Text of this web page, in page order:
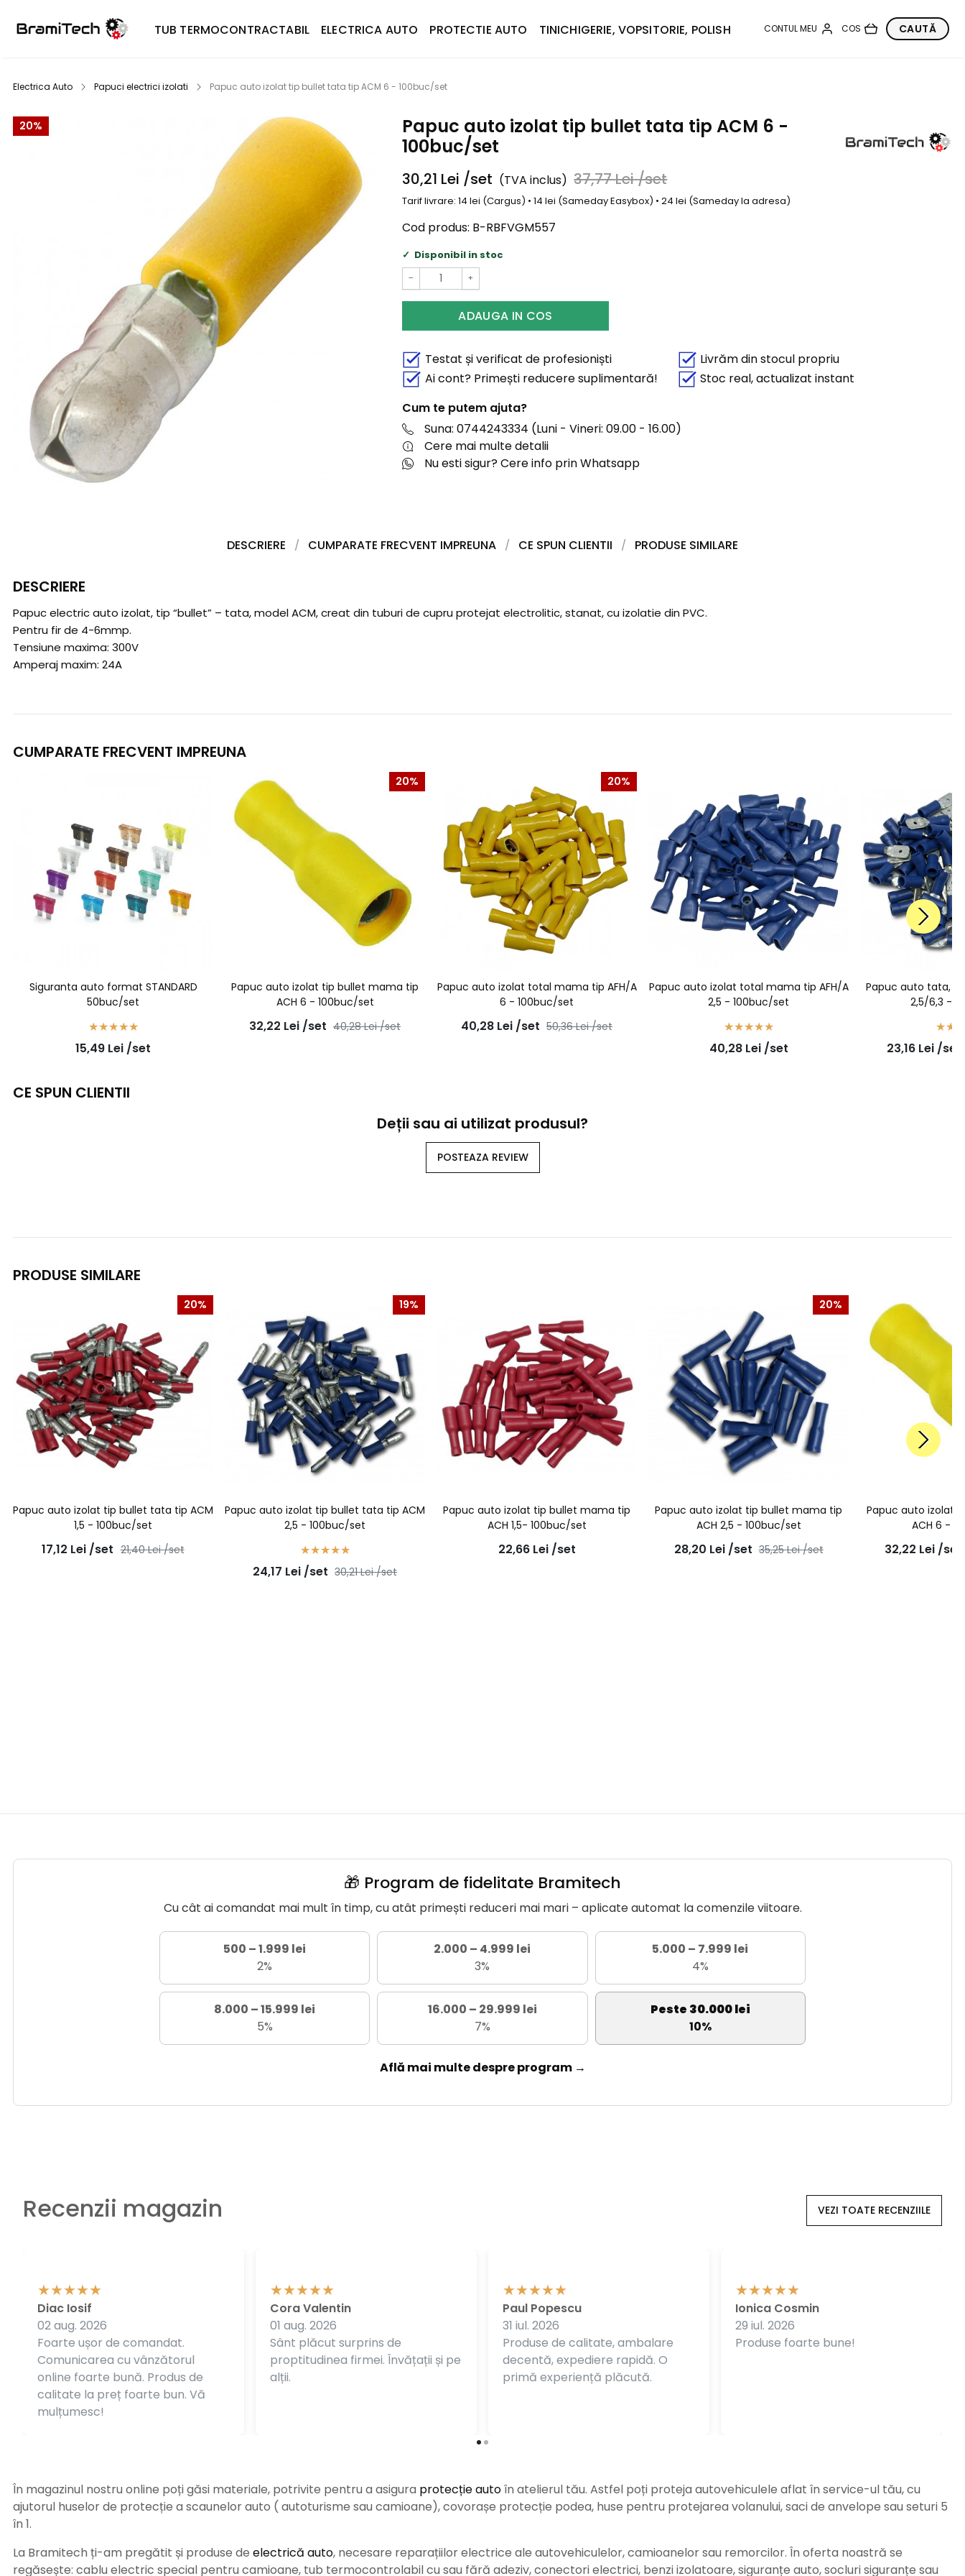
TUB TERMOCONTRACTABIL ELECTRICA AUTO PROTECTIE AUTO TINICHIGERIE, VOPSITORIE, POLISH
Electrica Auto Papuci electrici izolati Papuc auto izolat tip bullet tata tip ACM 6 - 100buc/set
20%
Papuc auto izolat tip bullet tata tip ACM 6 -
100buc/set
30,21 Lei /set (TVA inclus) 37,77Lei/set
Tarif livrare: 14 lei (Cargus) • 14 lei (Sameday Easybox) • 24 lei (Sameday la adresa)
Cod produs: B-RBFVGM557
Disponibil in stoc
− +
ADAUGA IN COS
Testat și verificat de profesioniști
Livrăm din stocul propriu
Ai cont? Primești reducere suplimentară!
Stoc real, actualizat instant
Cum te putem ajuta?
Suna: 0744243334 (Luni - Vineri: 09.00 - 16.00)
Cere mai multe detalii
Nu esti sigur? Cere info prin Whatsapp
DESCRIERE CUMPARATE FRECVENT IMPREUNA CE SPUN CLIENTII PRODUSE SIMILARE
DESCRIERE
Papuc electric auto izolat, tip “bullet” – tata, model ACM, creat din tuburi de cupru protejat electrolitic, stanat, cu izolatie din PVC.
Pentru fir de 4-6mmp.
Tensiune maxima: 300V
Amperaj maxim: 24A
CUMPARATE FRECVENT IMPREUNA
Siguranta auto format STANDARD
50buc/set
15,49 Lei /set
20%
Papuc auto izolat tip bullet mama tip
ACH 6 - 100buc/set
32,22 Lei /set 40,28Lei /set
20%
Papuc auto izolat total mama tip AFH/A
6 - 100buc/set
40,28 Lei /set 50,36Lei /set
Papuc auto izolat total mama tip AFH/A
2,5 - 100buc/set
40,28 Lei /set
Papuc auto tata,
2,5/6,3 -
23,16 Lei /set
CE SPUN CLIENTII
Deții sau ai utilizat produsul?
POSTEAZA REVIEW
PRODUSE SIMILARE
20%
Papuc auto izolat tip bullet tata tip ACM
1,5 - 100buc/set
17,12 Lei /set 21,40Lei /set
19%
Papuc auto izolat tip bullet tata tip ACM
2,5 - 100buc/set
24,17 Lei /set 30,21Lei /set
Papuc auto izolat tip bullet mama tip
ACH 1,5- 100buc/set
22,66 Lei /set
20%
Papuc auto izolat tip bullet mama tip
ACH 2,5 - 100buc/set
28,20 Lei /set 35,25Lei /set
Papuc auto izolat
ACH 6 -
32,22 Lei /set
🎁 Program de fidelitate Bramitech
Cu cât ai comandat mai mult în timp, cu atât primești reduceri mai mari – aplicate automat la comenzile viitoare.
500 – 1.999 lei
2%
2.000 – 4.999 lei
3%
5.000 – 7.999 lei
4%
8.000 – 15.999 lei
5%
16.000 – 29.999 lei
7%
Peste 30.000 lei
10%
Află mai multe despre program →
Recenzii magazin VEZI TOATE RECENZIILE
Foarte ușor de comandat.
Comunicarea cu vânzătorul
online foarte bună. Produs de
calitate la preț foarte bun. Vă
mulțumesc!
Diac Iosif
02 aug. 2026
Sânt plăcut surprins de
proptitudinea firmei. Învățații și pe
alții.
Cora Valentin
01 aug. 2026
Produse de calitate, ambalare
decentă, expediere rapidă. O
primă experiență plăcută.
Paul Popescu
31 iul. 2026
Produse foarte bune!
Ionica Cosmin
29 iul. 2026
În magazinul nostru online poți găsi materiale, potrivite pentru a asigura protecție autoîn atelierul tău. Astfel poți proteja autovehiculele aflat în service-ul tău, cu
ajutorul huselor de protecție a scaunelor auto ( autoturisme sau camioane), covorașe protecție podea, huse pentru protejarea volanului, saci de anvelope sau seturi 5
în 1.
La Bramitech ți-am pregătit și produse de electrică auto, necesare reparațiilor electrice ale autovehiculelor, camioanelor sau remorcilor. În oferta noastră se
regăsește: cablu electric special pentru camioane, tub termocontrolabil cu sau fără adeziv, conectori electrici, benzi izolatoare, siguranțe auto, socluri siguranțe sau